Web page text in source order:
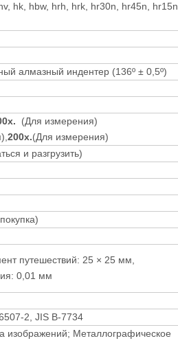
hk, hbw, hrh, hrk, hr30n, hr45n, hr15n,
алмазный индентер (136º ± 0,5º)
(Для измерения)
200x.(Для измерения)
и разгрузить)
путешествий: 25 × 25 мм,
0,01 мм
2, JIS B-7734
изображений; Металлографическое